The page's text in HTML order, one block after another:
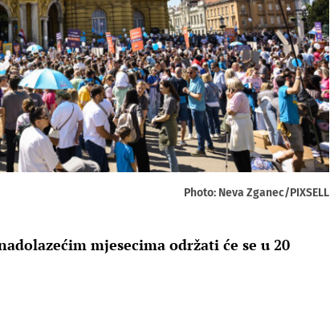
Photo: Neva Zganec/PIXSELL
mjesecima održati će se u 20